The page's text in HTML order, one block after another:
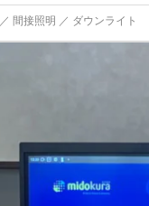
間接照明 ／ ダウンライト